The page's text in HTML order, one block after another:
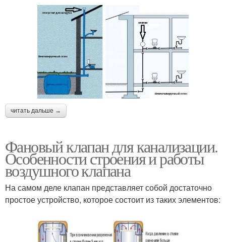
читать дальше →
Фановый клапан для канализации.
Особенности строения и работы
воздушного клапана
На самом деле клапан представляет собой достаточно
простое устройство, которое состоит из таких элементов: